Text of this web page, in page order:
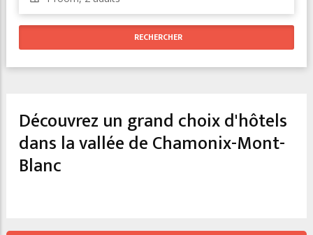
Découvrez un grand choix d'hôtels
dans la vallée de Chamonix-Mont-
Blanc